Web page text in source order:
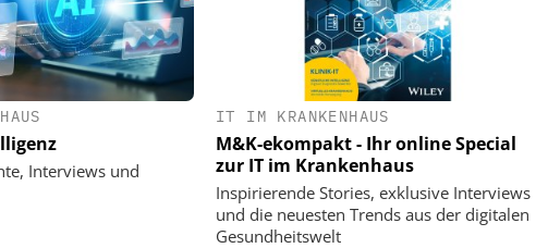
Interviews und
IT IM KRANKENHAUS
M&K-ekompakt - Ihr online Special
zur IT im Krankenhaus
Inspirierende Stories, exklusive Interviews
und die neuesten Trends aus der digitalen
Gesundheitswelt
SOFTWARE AG
im
Von digitaler
zur KI-fähigen Steuerung
EASY SOFTWARE AG
Digitalisierung im
Personalmanagement: Von digitaler
Ordnung zur KI-fähigen Steuerung